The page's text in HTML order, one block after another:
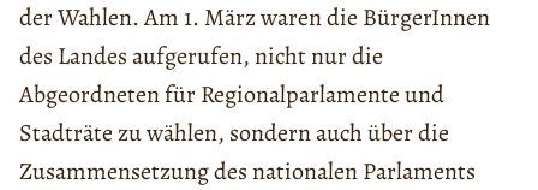
der Wahlen. Am 1. März waren die BürgerInnen
des Landes aufgerufen, nicht nur die
Abgeordneten für Regionalparlamente und
Stadträte zu wählen, sondern auch über die
Zusammensetzung des nationalen Parlaments